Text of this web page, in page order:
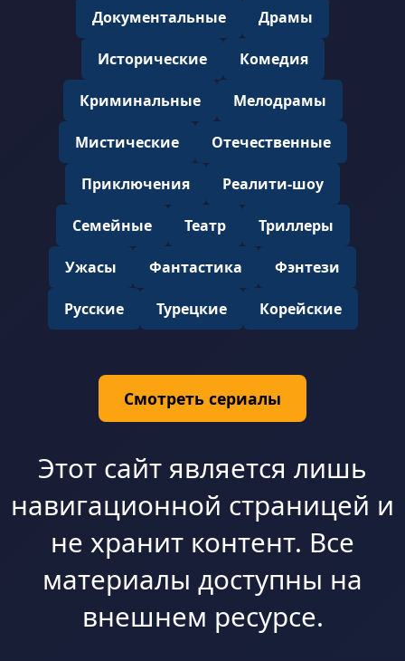
Документальные Драмы
Исторические Комедия
Криминальные Мелодрамы
Мистические Отечественные
Приключения Реалити-шоу
Семейные Театр Триллеры
Ужасы Фантастика Фэнтези
Русские Турецкие Корейские
Смотреть сериалы
Этот сайт является лишь
навигационной страницей и
не хранит контент. Все
материалы доступны на
внешнем ресурсе.